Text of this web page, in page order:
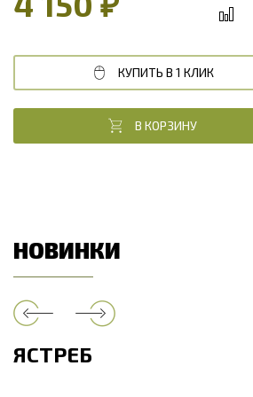
КУПИТЬ В 1 КЛИК
В КОРЗИНУ
НОВИНКИ
ЯСТРЕБ